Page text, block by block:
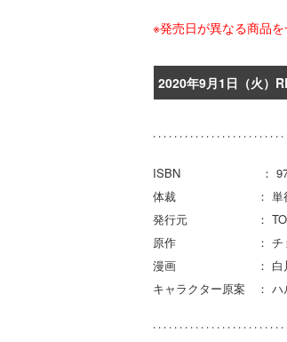
※発売日が異なる商品
2020年9月1日（火）
ISBN ：
体裁 ： 単行本
発行元 ： TOブ
原作 ： チョコ
漫画 ： 白川
キャラクター原案 ： ハ